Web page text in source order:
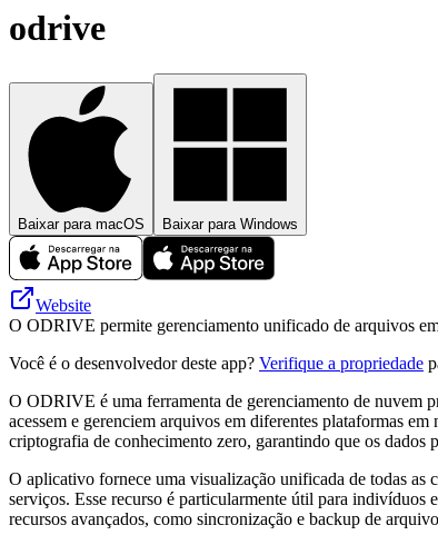
odrive
Baixar para macOS Baixar para Windows
Website
O ODRIVE permite gerenciamento unificado de arquivos
Você é o desenvolvedor deste app? Verifique a propriedade
O ODRIVE é uma ferramenta de gerenciamento de nuvem
acessem e gerenciem arquivos em diferentes plataformas
criptografia de conhecimento zero, garantindo que os dados
O aplicativo fornece uma visualização unificada de todas as
serviços. Esse recurso é particularmente útil para
recursos avançados, como sincronização e backup de